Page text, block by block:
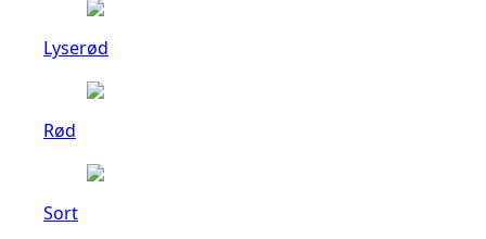
Lyserød
Rød
Sort